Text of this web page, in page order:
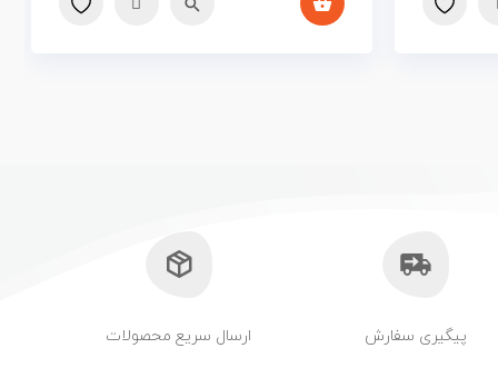
پیگیری سفارش ارسال سریع محصولات